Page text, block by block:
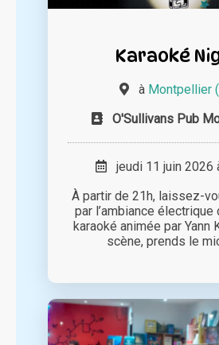
Karaoké
à Montpellier
O'Sullivans Pub
jeudi 11 juin 2026
À partir de 21h, laissez-
par l’ambiance
karaoké animée par Yann
scène, prends le